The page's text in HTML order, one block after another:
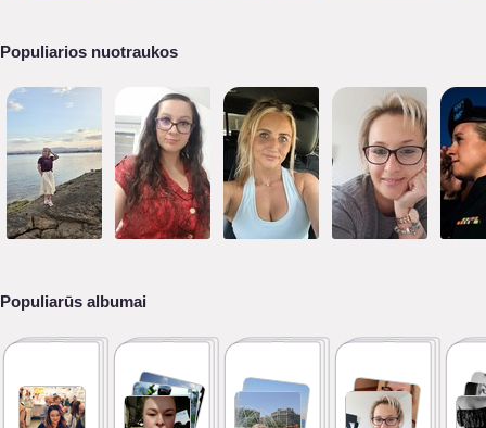
Populiarios nuotraukos
Populiarūs albumai